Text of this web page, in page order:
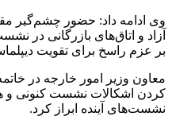
وی ادامه داد: حضور چشم‌گیر
آزاد و اتاق‌های بازرگانی در
بر عزم راسخ برای تقویت
معاون وزیر امور خارجه در
کردن اشکالات نشست کنونی و
نشست‌های آینده ابراز کرد.